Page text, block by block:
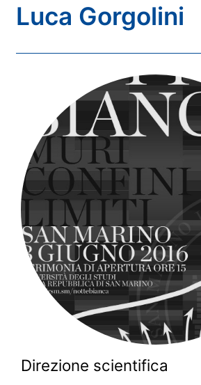
Luca Gorgolini
Direzione scientifica